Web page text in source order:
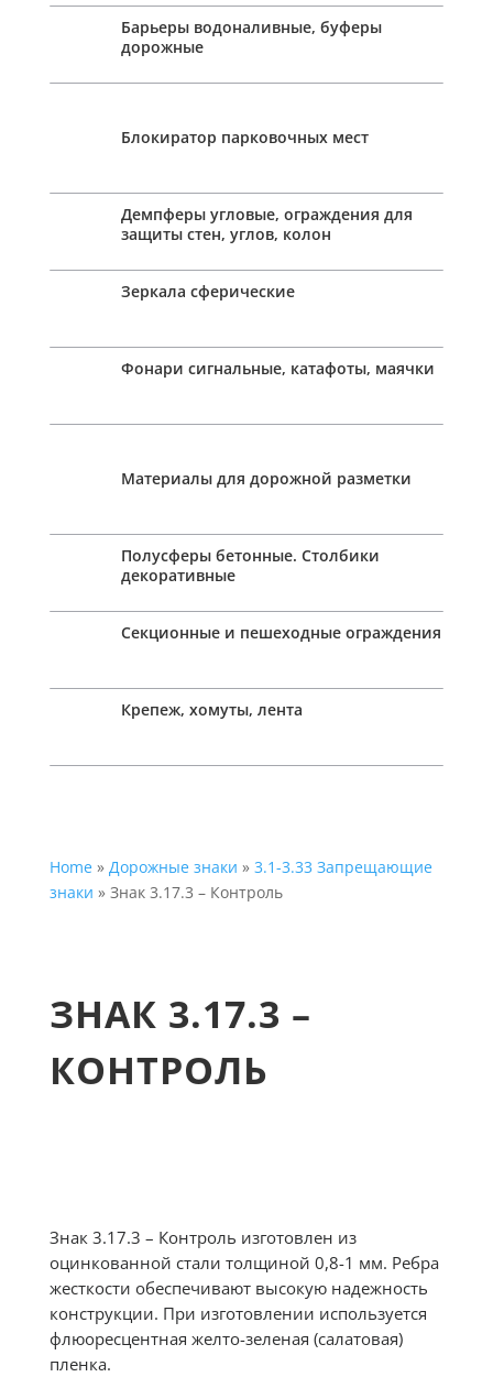
Барьеры водоналивные, буферы
дорожные
Блокиратор парковочных мест
Демпферы угловые, ограждения для
защиты стен, углов, колон
Зеркала сферические
Фонари сигнальные, катафоты, маячки
Материалы для дорожной разметки
Полусферы бетонные. Столбики
декоративные
Секционные и пешеходные ограждения
Крепеж, хомуты, лента
Home» Дорожные знаки » 3.1-3.33 Запрещающие
знаки » Знак 3.17.3 – Контроль
ЗНАК 3.17.3 –
КОНТРОЛЬ
Знак 3.17.3 – Контроль изготовлен из
оцинкованной стали толщиной 0,8-1 мм. Ребра
жесткости обеспечивают высокую надежность
конструкции. При изготовлении используется
флюоресцентная желто-зеленая (салатовая)
пленка.